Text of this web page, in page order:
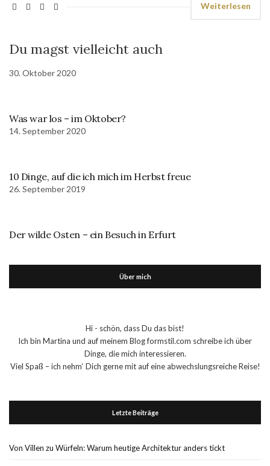
Weiterlesen
Du magst vielleicht auch
30. Oktober 2020
Was war los – im Oktober?
14. September 2020
10 Dinge, auf die ich mich im Herbst freue
26. September 2019
Der wilde Osten – ein Besuch in Erfurt
Über mich
Hi - schön, dass Du das bist!
Ich bin Martina und auf meinem Blog formstil.com schreibe ich über
Dinge, die mich interessieren.
Viel Spaß – ich nehm‘ Dich gerne mit auf eine abwechslungsreiche Reise!
Letzte Beiträge
Von Villen zu Würfeln: Warum heutige Architektur anders tickt